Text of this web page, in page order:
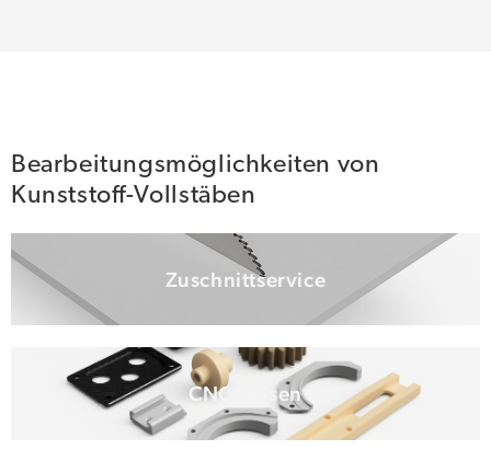
Bearbeitungsmöglichkeiten von
Kunststoff-Vollstäben
Zuschnittservice
CNC Fräsen